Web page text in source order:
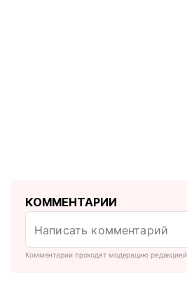
КОММЕНТАРИИ
Комментарии проходят модерацию редакцией